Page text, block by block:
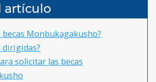
artículo
becas Monbukagakusho?
dirigidas?
solicitar las becas